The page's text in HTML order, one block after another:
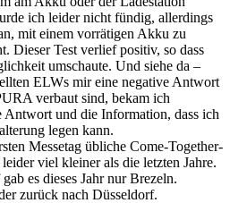
ich leider nicht fündig, allerdings
mit einem vorrätigen Akku zu
Dieser Test verlief positiv, so dass
umschaute. Und siehe da –
ELWs mir eine negative Antwort
verbaut sind, bekam ich
und die Information, dass ich
legen kann.
Messetag übliche Come-Together-
viel kleiner als die letzten Jahre.
es dieses Jahr nur Brezeln.
zurück nach Düsseldorf.